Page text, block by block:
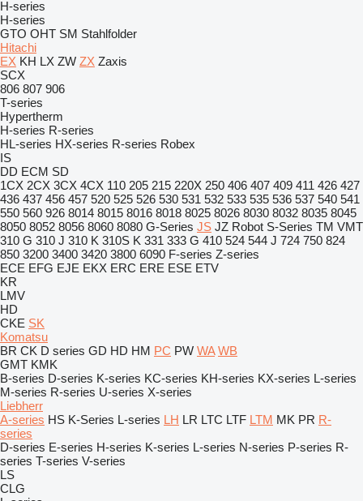
H-series
H-series
GTO OHT SM Stahlfolder
Hitachi
EX KH LX ZW ZX Zaxis
SCX
806 807 906
T-series
Hypertherm
H-series R-series
HL-series HX-series R-series Robex
IS
DD ECM SD
1CX 2CX 3CX 4CX 110 205 215 220X 250 406 407 409 411 426 427
436 437 456 457 520 525 526 530 531 532 533 535 536 537 540 541
550 560 926 8014 8015 8016 8018 8025 8026 8030 8032 8035 8045
8050 8052 8056 8060 8080 G-Series JS JZ Robot S-Series TM VMT
310 G 310 J 310 K 310S K 331 333 G 410 524 544 J 724 750 824
850 3200 3400 3420 3800 6090 F-series Z-series
ECE EFG EJE EKX ERC ERE ESE ETV
KR
LMV
HD
CKE SK
Komatsu
BR CK D series GD HD HM PC PW WA WB
GMT KMK
B-series D-series K-series KC-series KH-series KX-series L-series
M-series R-series U-series X-series
Liebherr
A-series HS K-Series L-series LH LR LTC LTF LTM MK PR R-
series
D-series E-series H-series K-series L-series N-series P-series R-
series T-series V-series
LS
CLG